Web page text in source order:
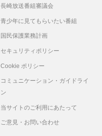
長崎放送番組審議会
青少年に見てもらいたい番組
国民保護業務計画
セキュリティポリシー
Cookie ポリシー
コミュニケーション・ガイドライ
ン
当サイトのご利用にあたって
ご意見・お問い合わせ